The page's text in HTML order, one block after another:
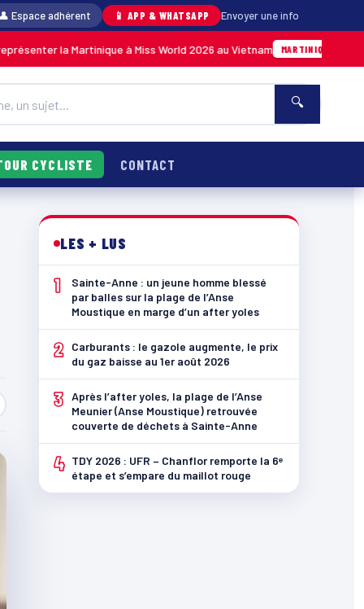
Espace adhérent 📱 APP & WHATSAPP Envoyer une info
Martinique à Miss World 2026 au Vietnam MARTINIQUE 05/08 · 14h14
🔍
CYCLISTE CONTACT
LES + LUS
1
Sainte-Anne : un jeune homme blessé
par balles sur la plage de l’Anse
Moustique en marge d’un after yoles
2
Carburants : le gazole augmente, le prix
du gaz baisse au 1er août 2026
3 Après l’after yoles, la plage de l’Anse
Meunier (Anse Moustique) retrouvée
couverte de déchets à Sainte-Anne
4 TDY 2026 : UFR – Chanflor remporte la 6ᵉ
étape et s’empare du maillot rouge